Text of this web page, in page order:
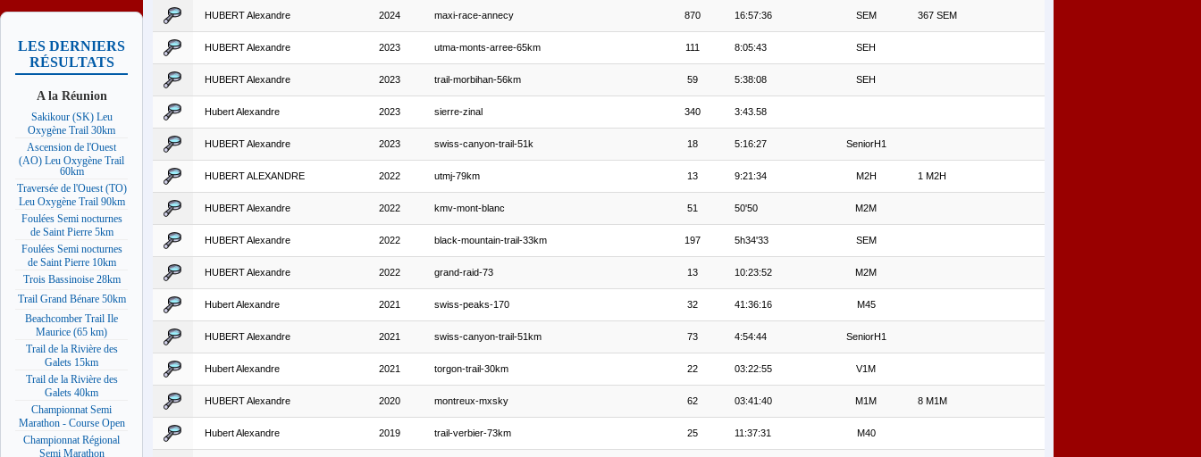
LES DERNIERS
RÉSULTATS
A la Réunion
Sakikour (SK) Leu
Oxygène Trail 30km
Ascension de l'Ouest
(AO) Leu Oxygène Trail
60km
Traversée de l'Ouest (TO)
Leu Oxygène Trail 90km
Foulées Semi nocturnes
de Saint Pierre 5km
Foulées Semi nocturnes
de Saint Pierre 10km
Trois Bassinoise 28km
Trail Grand Bénare 50km
Beachcomber Trail Ile
Maurice (65 km)
Trail de la Rivière des
Galets 15km
Trail de la Rivière des
Galets 40km
Championnat Semi
Marathon - Course Open
Championnat Régional
Semi Marathon
HUBERT Alexandre 2024 maxi-race-annecy 870 16:57:36 SEM 367 SEM
HUBERT Alexandre 2023 utma-monts-arree-65km 111 8:05:43 SEH
HUBERT Alexandre 2023 trail-morbihan-56km 59 5:38:08 SEH
Hubert Alexandre 2023 sierre-zinal 340 3:43.58
HUBERT Alexandre 2023 swiss-canyon-trail-51k 18 5:16:27 SeniorH1
HUBERT ALEXANDRE 2022 utmj-79km 13 9:21:34 M2H 1 M2H
HUBERT Alexandre 2022 kmv-mont-blanc 51 50'50 M2M
HUBERT Alexandre 2022 black-mountain-trail-33km 197 5h34'33 SEM
HUBERT Alexandre 2022 grand-raid-73 13 10:23:52 M2M
Hubert Alexandre 2021 swiss-peaks-170 32 41:36:16 M45
HUBERT Alexandre 2021 swiss-canyon-trail-51km 73 4:54:44 SeniorH1
Hubert Alexandre 2021 torgon-trail-30km 22 03:22:55 V1M
HUBERT Alexandre 2020 montreux-mxsky 62 03:41:40 M1M 8 M1M
Hubert Alexandre 2019 trail-verbier-73km 25 11:37:31 M40